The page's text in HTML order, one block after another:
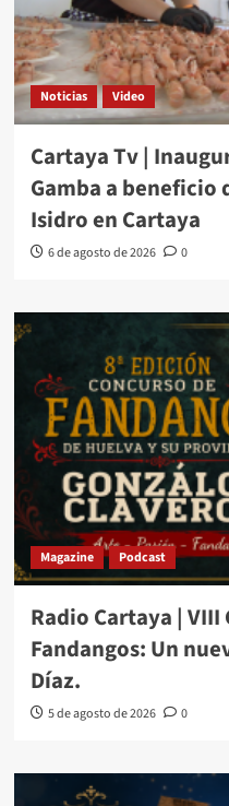
Noticias Video
Cartaya Tv |
Gamba a beneficio
Isidro en Cartaya
6 de agosto de 2026 0
Magazine Podcast
Radio Cartaya | VIII
Fandangos: Un
Díaz.
5 de agosto de 2026 0